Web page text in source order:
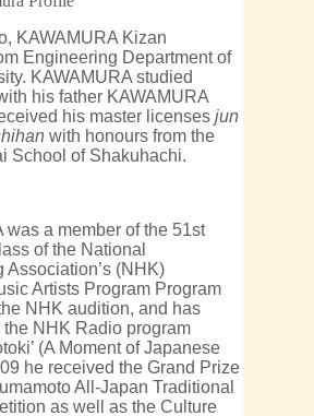
KAWAMURA Kizan
Engineering Department of
KAWAMURA studied
his father KAWAMURA
his master licenses jun
with honours from the
School of Shakuhachi.
was a member of the 51st
of the National
Association’s (NHK)
Artists Program Program
NHK audition, and has
NHK Radio program
(A Moment of Japanese
he received the Grand Prize
All-Japan Traditional
as well as the Culture